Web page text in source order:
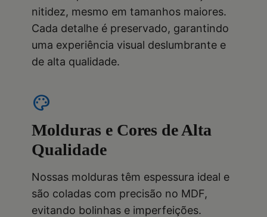
nitidez, mesmo em tamanhos maiores.
Cada detalhe é preservado, garantindo
uma experiência visual deslumbrante e
de alta qualidade.
palette
Molduras e Cores de Alta
Qualidade
Nossas molduras têm espessura ideal e
são coladas com precisão no MDF,
evitando bolinhas e imperfeições.